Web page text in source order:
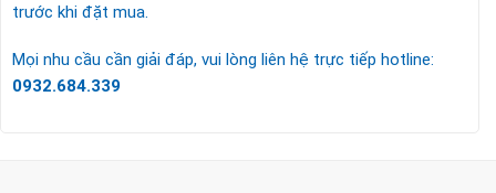
trước khi đặt mua.
Mọi nhu cầu cần giải đáp, vui lòng liên hệ trực tiếp hotline:
0932.684.339